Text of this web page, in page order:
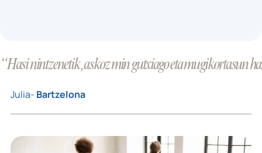
“Hasi nintzenetik, askoz min gutxiago eta mugikortasun
Julia- Bartzelona